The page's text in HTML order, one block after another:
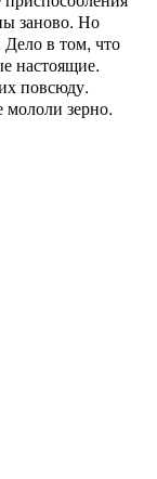
заново. Но
в том, что
настоящие.
повсюду.
зерно.